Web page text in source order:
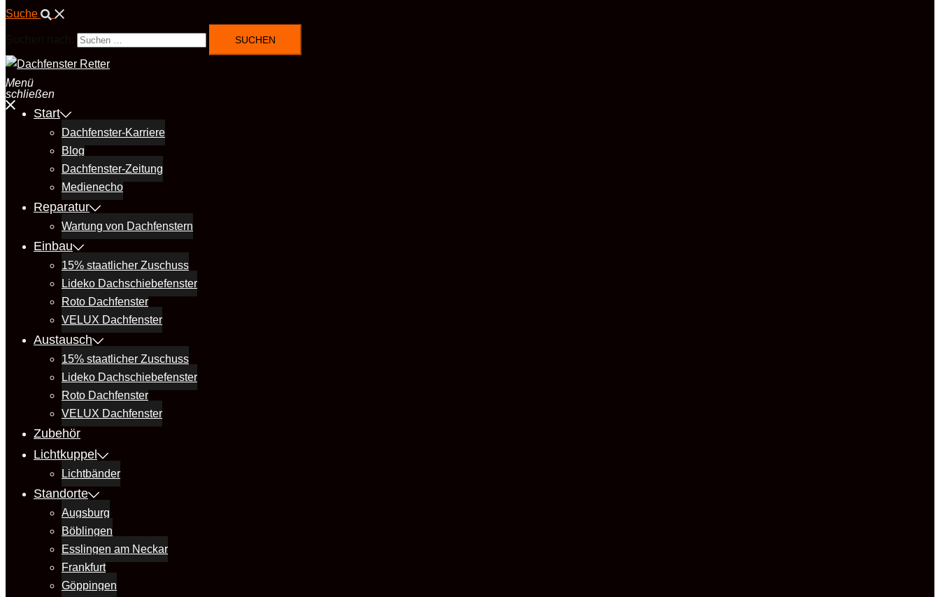
Suche
Menü
schließen
Start
Dachfenster-Karriere
Blog
Dachfenster-Zeitung
Medienecho
Reparatur
Wartung von Dachfenstern
Einbau
15% staatlicher Zuschuss
Lideko Dachschiebefenster
Roto Dachfenster
VELUX Dachfenster
Austausch
15% staatlicher Zuschuss
Lideko Dachschiebefenster
Roto Dachfenster
VELUX Dachfenster
Zubehör
Lichtkuppel
Lichtbänder
Standorte
Augsburg
Böblingen
Esslingen am Neckar
Frankfurt
Göppingen